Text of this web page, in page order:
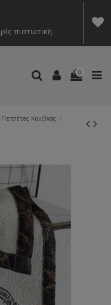
πιστωτική.
0
Πετσέτες Κουζίνας